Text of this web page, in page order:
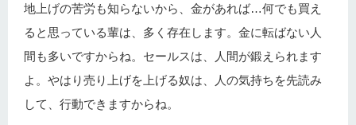
地上げの苦労も知らないから、金があれば…何でも買え
ると思っている輩は、多く存在します。金に転ばない人
間も多いですからね。セールスは、人間が鍛えられます
よ。やはり売り上げを上げる奴は、人の気持ちを先読み
して、行動できますからね。